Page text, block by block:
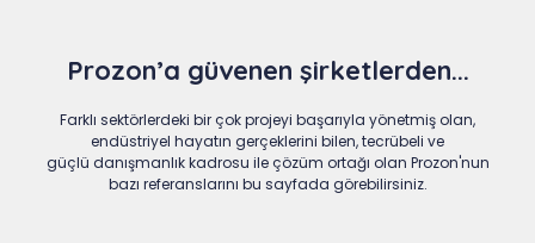
Prozon’a güvenen şirketlerden...
Farklı sektörlerdeki bir çok projeyi başarıyla yönetmiş olan,
endüstriyel hayatın gerçeklerini bilen, tecrübeli ve
güçlü danışmanlık kadrosu ile çözüm ortağı olan Prozon'nun
bazı referanslarını bu sayfada görebilirsiniz.